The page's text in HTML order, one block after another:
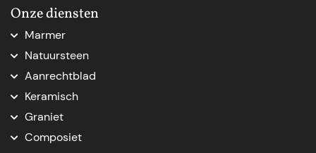
Onze diensten
Marmer
Marmer aanrechtblad
Marmer natuursteen
Marmer op maat
Marmeren blad op maat
Marmer badkamer
Natuursteen
Natuursteen Den Haag
Natuursteenblad op maat
Natuursteen dorpel
Werkblad op maat
Aanrechtblad
Aanrechtblad op maat
Nieuw keukenblad
Keukenblad vervangen
Keramisch
Keramische keukenbladen
Graniet
Graniet keukenblad op maat
Graniet tafelblad
Composiet